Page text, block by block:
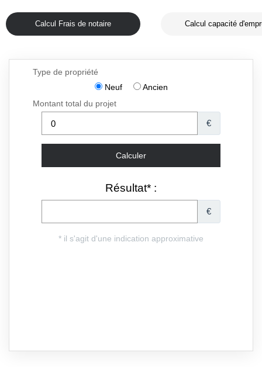
Calcul Frais de notaire Calcul capacité